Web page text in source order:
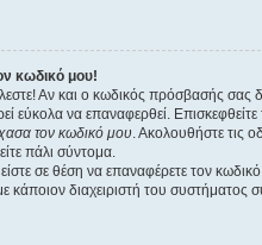
κωδικό μου!
Αν και ο κωδικός πρόσβασής σας
εύκολα να επαναφερθεί.
τον κωδικό μου. Ακολουθήστε τις
πάλι σύντομα.
σε θέση να επαναφέρετε τον
κάποιον διαχειριστή του συστήματος